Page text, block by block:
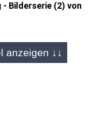
Bilderserie (2) von
anzeigen ↓↓